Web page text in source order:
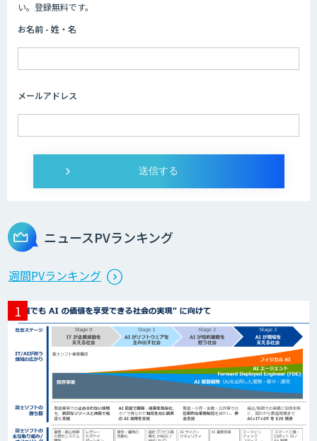
imprai ezKotae
ログミーツ powered by GPT-4
生成AI活用 1day ブートキャンプ
データ分析エージェント
「AI課題の⽬利き」コンサルティングサ
ービス
い。登録無料です。
お名前 - 姓・名
メールアドレス
ニュースPVランキング
週間PVランキング